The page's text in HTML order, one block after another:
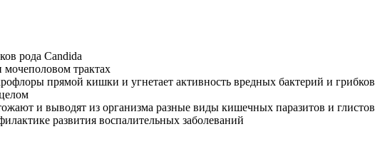
рода Candida
трактах
прямой кишки и угнетает активность вредных бактерий и грибков
и выводят из организма разные виды кишечных паразитов и глистов
развития воспалительных заболеваний